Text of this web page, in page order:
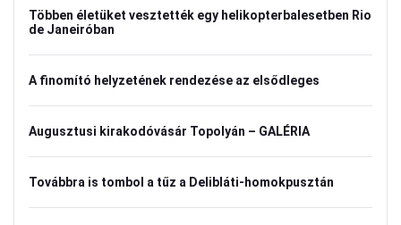
Többen életüket vesztették egy helikopterbalesetben Rio
de Janeiróban
A finomító helyzetének rendezése az elsődleges
Augusztusi kirakodóvásár Topolyán – GALÉRIA
Továbbra is tombol a tűz a Delibláti-homokpusztán